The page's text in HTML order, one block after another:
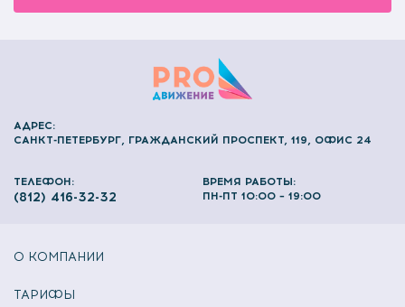
АДРЕС:
САНКТ-ПЕТЕРБУРГ, ГРАЖДАНСКИЙ ПРОСПЕКТ, 119, ОФИС 24
ТЕЛЕФОН:
(812) 416-32-32
ВРЕМЯ РАБОТЫ:
ПН-ПТ 10:00 – 19:00
О КОМПАНИИ
ТАРИФЫ